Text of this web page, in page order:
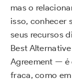
mas o
isso, conhecer
seus recursos
Best
Agreement — é
fraca, como